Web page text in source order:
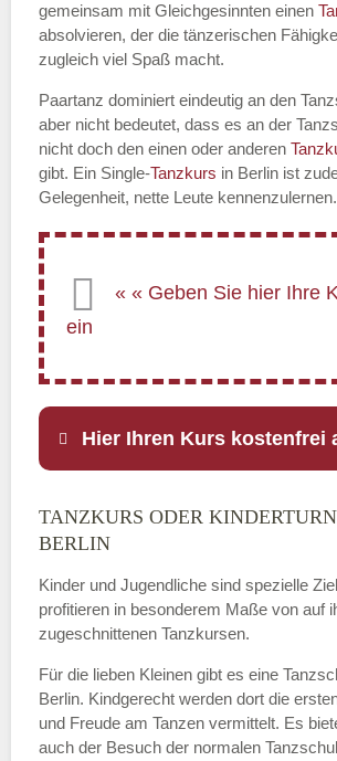
gemeinsam mit Gleichgesinnten einen
absolvieren, der die tänzerischen
zugleich viel Spaß macht.
Paartanz dominiert eindeutig an den
aber nicht bedeutet, dass es an der
nicht doch den einen oder anderen
gibt. Ein Single-Tanzkurs in Berlin ist
Gelegenheit, nette Leute kennenzulernen.
Hier Ihren Kurs kostenfrei
E-Mail*
TANZKURS ODER
BERLIN
Kinder und Jugendliche sind spezielle
profitieren in besonderem Maße von auf
zugeschnittenen Tanzkursen.
Für die lieben Kleinen gibt es eine
Berlin. Kindgerecht werden dort die
und Freude am Tanzen vermittelt. Es
auch der Besuch der normalen